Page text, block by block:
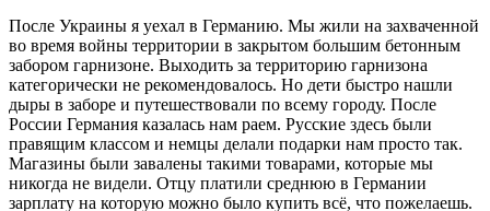
После Украины я уехал в Германию. Мы жили на захваченной
во время войны территории в закрытом большим бетонным
забором гарнизоне. Выходить за территорию гарнизона
категорически не рекомендовалось. Но дети быстро нашли
дыры в заборе и путешествовали по всему городу. После
России Германия казалась нам раем. Русские здесь были
правящим классом и немцы делали подарки нам просто так.
Магазины были завалены такими товарами, которые мы
никогда не видели. Отцу платили среднюю в Германии
зарплату на которую можно было купить всё, что пожелаешь.